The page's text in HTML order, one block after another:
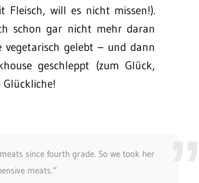
will es nicht missen!).
schon gar nicht mehr daran
gelebt – und dann
geschleppt (zum Glück,
Glückliche!
since fourth grade. So we took her
meats.“